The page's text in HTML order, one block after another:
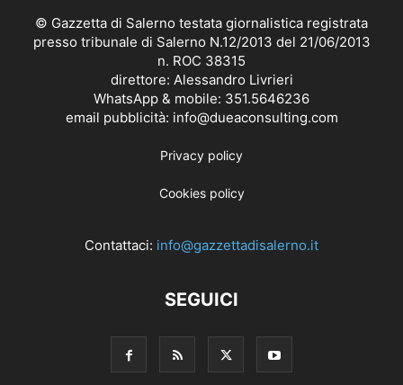
© Gazzetta di Salerno testata giornalistica registrata
presso tribunale di Salerno N.12/2013 del 21/06/2013
n. ROC 38315
direttore: Alessandro Livrieri
WhatsApp & mobile: 351.5646236
email pubblicità: info@dueaconsulting.com
Privacy policy
Cookies policy
Contattaci: info@gazzettadisalerno.it
SEGUICI